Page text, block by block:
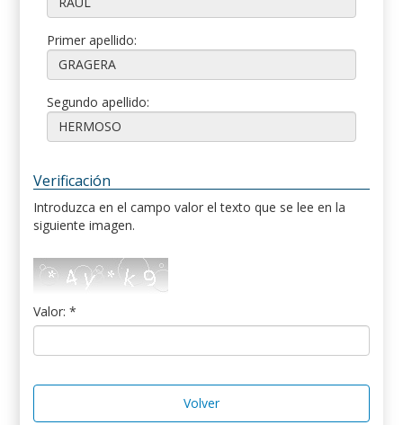
Primer apellido:
Segundo apellido:
Verificación
Introduzca en el campo valor el texto que se lee en la
siguiente imagen.
Valor: *
Volver